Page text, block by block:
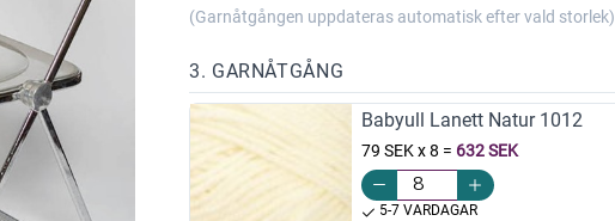
(Garnåtgången uppdateras automatisk efter vald storlek)
3. GARNÅTGÅNG
Babyull Lanett Natur 1012
79 SEK x 8 = 632 SEK
5-7 VARDAGAR